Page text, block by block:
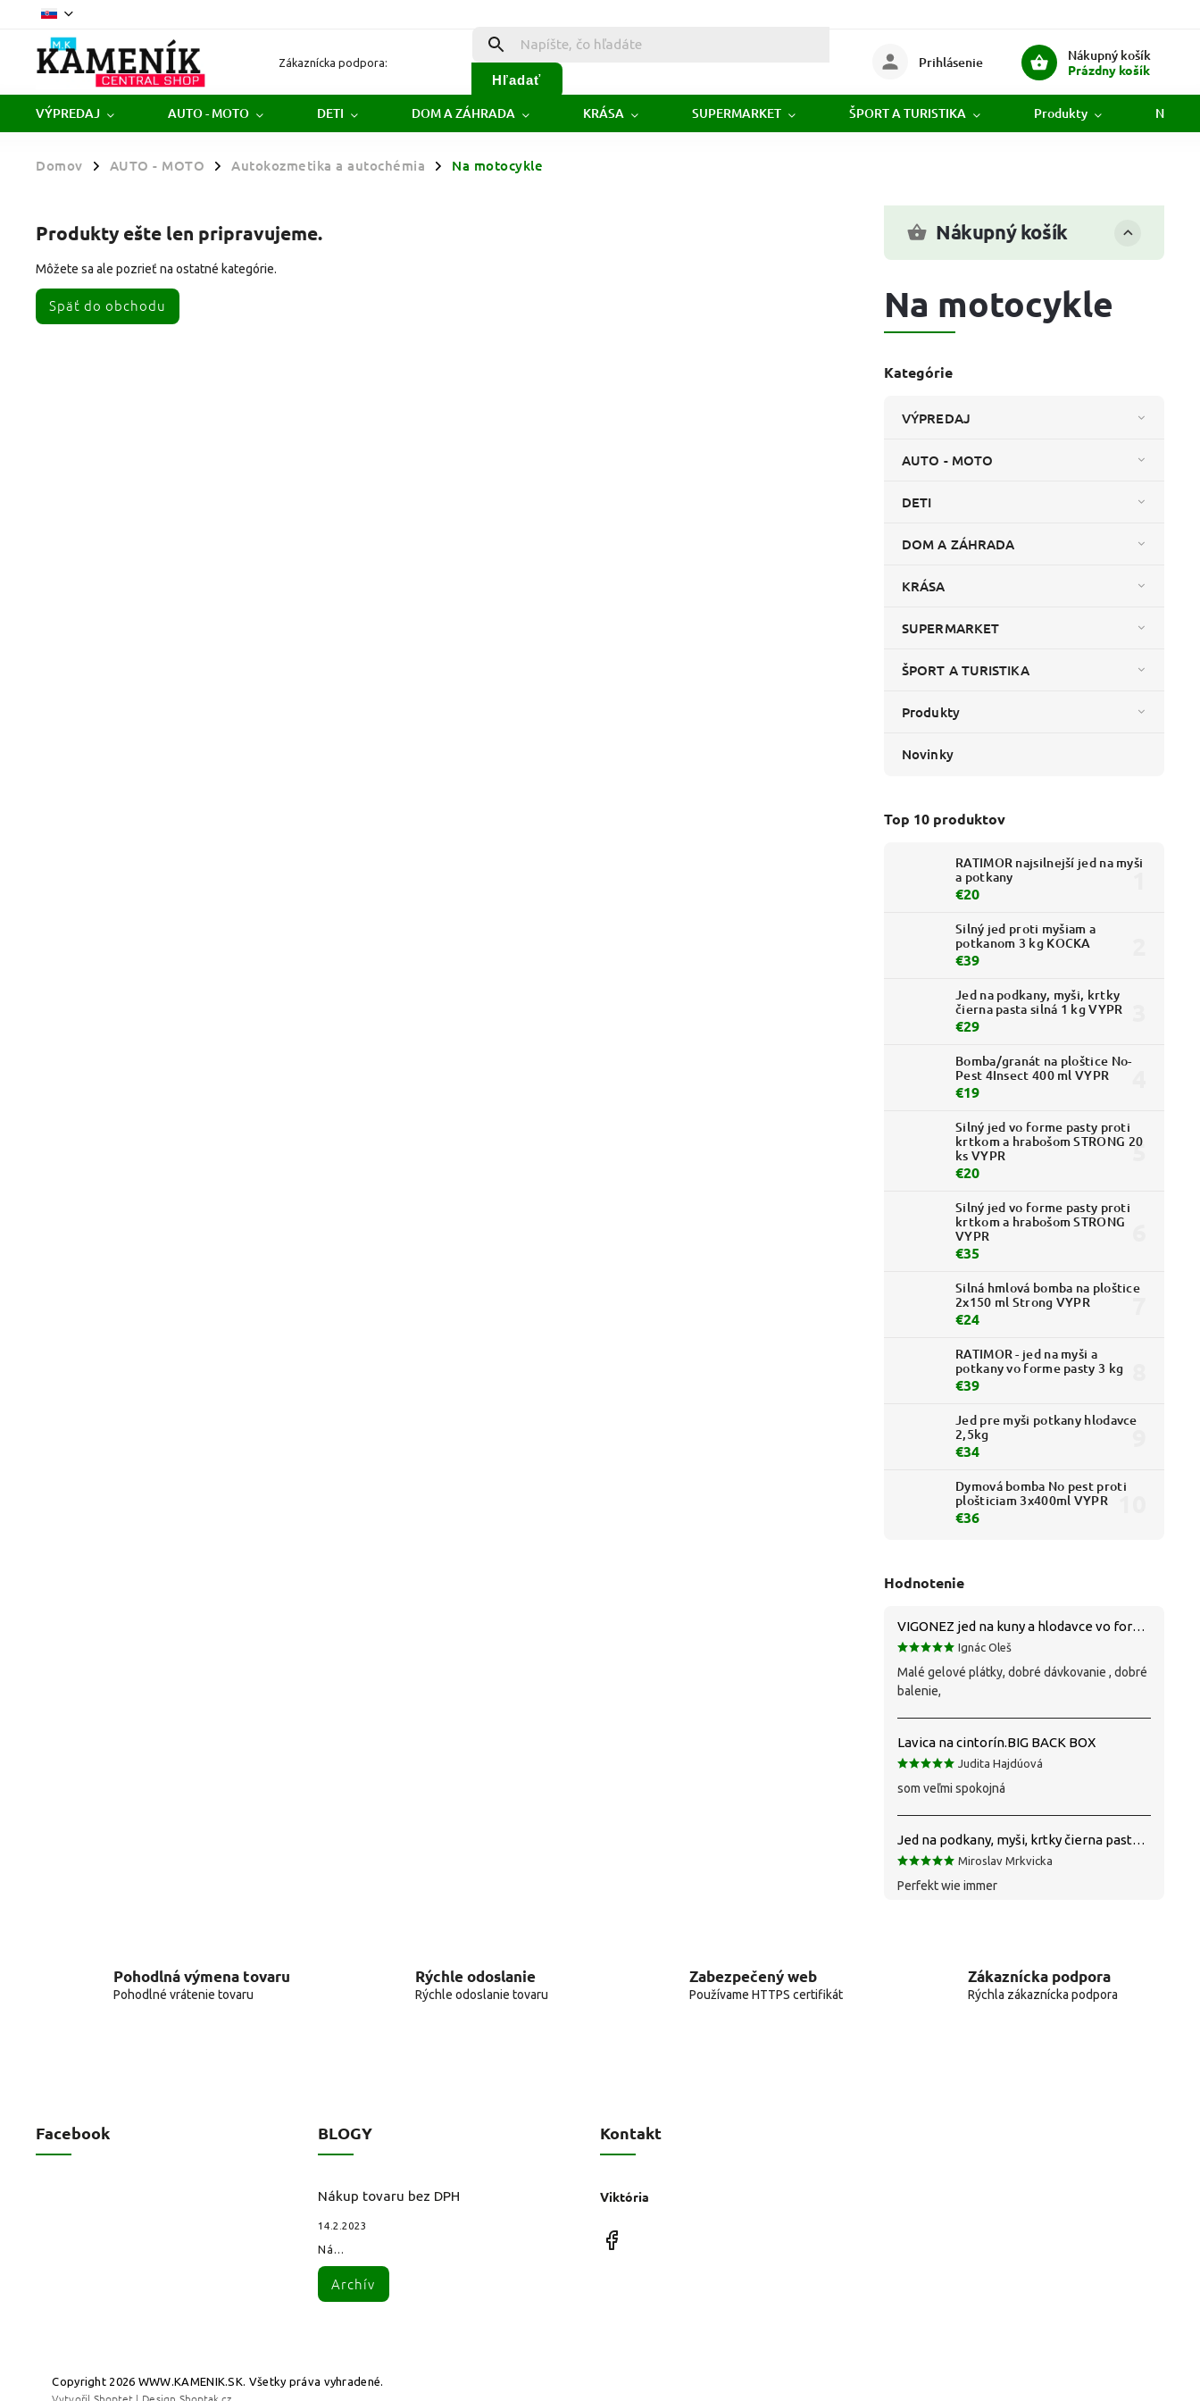
Zákaznícka podpora:
Hľadať
Nákupný košík
Prázdny košík
Prihlásenie
VÝPREDAJ AUTO - MOTO DETI DOM A ZÁHRADA KRÁSA SUPERMARKET ŠPORT A TURISTIKA Produkty
Domov / AUTO - MOTO / Autokozmetika a autochémia / Na motocykle
Nákupný košík
Na motocykle
Kategórie
VÝPREDAJ
AUTO - MOTO
DETI
DOM A ZÁHRADA
KRÁSA
SUPERMARKET
ŠPORT A TURISTIKA
Produkty
Novinky
Top 10 produktov
RATIMOR najsilnejší jed na myši
a potkany
€20
Silný jed proti myšiam a
potkanom 3 kg KOCKA
€39
Jed na podkany, myši, krtky
čierna pasta silná 1 kg VYPR
€29
Bomba/granát na ploštice No-
Pest 4Insect 400 ml VYPR
€19
Silný jed vo forme pasty proti
krtkom a hrabošom STRONG 20
ks VYPR
€20
Silný jed vo forme pasty proti
krtkom a hrabošom STRONG
VYPR
€35
Silná hmlová bomba na ploštice
2x150 ml Strong VYPR
€24
RATIMOR - jed na myši a
potkany vo forme pasty 3 kg
€39
Jed pre myši potkany hlodavce
2,5kg
€34
Dymová bomba No pest proti
plošticiam 3x400ml VYPR
€36
Hodnotenie
VIGONEZ jed na kuny a hlodavce vo forme pasty 1,5 kg
Ignác Oleš
Malé gelové plátky, dobré dávkovanie , dobré
balenie,
Lavica na cintorín.BIG BACK BOX
Judita Hajdúová
som veľmi spokojná
Jed na podkany, myši, krtky čierna pasta silná 1 kg VYPR
Miroslav Mrkvicka
Perfekt wie immer
Produkty ešte len pripravujeme.
Môžete sa ale pozrieť na ostatné kategórie.
Späť do obchodu
Pohodlná výmena tovaru
Pohodlné vrátenie tovaru
Rýchle odoslanie
Rýchle odoslanie tovaru
Zabezpečený web
Používame HTTPS certifikát
Zákaznícka podpora
Rýchla zákaznícka podpora
Facebook BLOGY
Nákup tovaru bez DPH
14.2.2023
Ná...
Archív
Kontakt
Viktória
Copyright 2026 WWW.KAMENIK.SK. Všetky práva vyhradené.